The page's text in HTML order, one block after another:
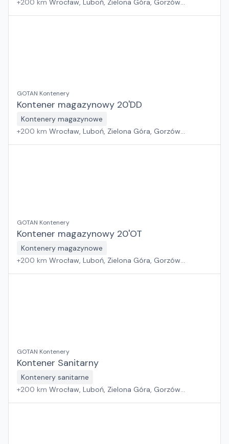
+200 km Wrocław, Luboń, Zielona Góra, Gorzów
GOTAN Kontenery
Kontener magazynowy 20'DD
Kontenery magazynowe
+200 km Wrocław, Luboń, Zielona Góra, Gorzów
GOTAN Kontenery
Kontener magazynowy 20'OT
Kontenery magazynowe
+200 km Wrocław, Luboń, Zielona Góra, Gorzów
GOTAN Kontenery
Kontener Sanitarny
Kontenery sanitarne
+200 km Wrocław, Luboń, Zielona Góra, Gorzów